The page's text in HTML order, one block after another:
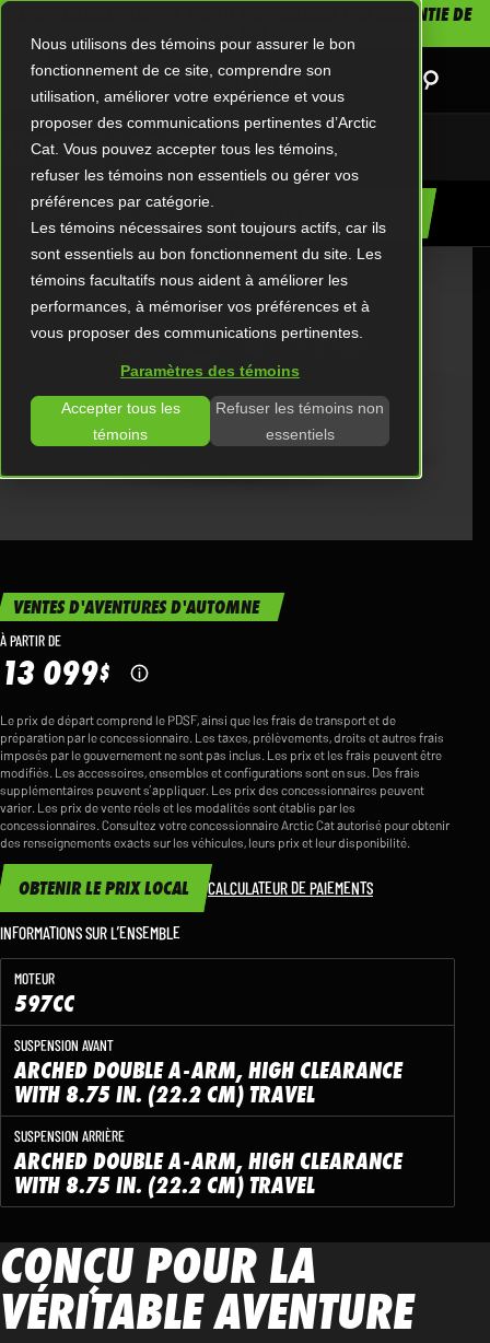
Nous utilisons des témoins pour assurer le bon
fonctionnement de ce site, comprendre son
utilisation, améliorer votre expérience et vous
proposer des communications pertinentes d’Arctic
Cat. Vous pouvez accepter tous les témoins,
refuser les témoins non essentiels ou gérer vos
préférences par catégorie.
Les témoins nécessaires sont toujours actifs, car ils
sont essentiels au bon fonctionnement du site. Les
témoins facultatifs nous aident à améliorer les
performances, à mémoriser vos préférences et à
vous proposer des communications pertinentes.
Paramètres des témoins
Accepter tous les
témoins
Refuser les témoins non
essentiels
ÉCONOMISEZ JUSQU’À 7 000 $ ET OBTENEZ UNE GARANTIE DE
ALTERRA 600 EPS
CARACTÉRISTIQUES
APERÇU DU MODÈLE
VENTES D'AVENTURES D'AUTOMNE
À PARTIR DE
13 099$
Le prix de départ comprend le PDSF, ainsi que les frais de transport et de
préparation par le concessionnaire. Les taxes, prélèvements, droits et autres frais
imposés par le gouvernement ne sont pas inclus. Les prix et les frais peuvent être
modifiés. Les accessoires, ensembles et configurations sont en sus. Des frais
supplémentaires peuvent s’appliquer. Les prix des concessionnaires peuvent
varier. Les prix de vente réels et les modalités sont établis par les
concessionnaires. Consultez votre concessionnaire Arctic Cat autorisé pour obtenir
des renseignements exacts sur les véhicules, leurs prix et leur disponibilité.
OBTENIR LE PRIX LOCAL
CALCULATEUR DE PAIEMENTS
INFORMATIONS SUR L’ENSEMBLE
MOTEUR
597CC
SUSPENSION AVANT
ARCHED DOUBLE A-ARM, HIGH CLEARANCE
WITH 8.75 IN. (22.2 CM) TRAVEL
SUSPENSION ARRIÈRE
ARCHED DOUBLE A-ARM, HIGH CLEARANCE
WITH 8.75 IN. (22.2 CM) TRAVEL
CONÇU POUR LA
VÉRITABLE AVENTURE